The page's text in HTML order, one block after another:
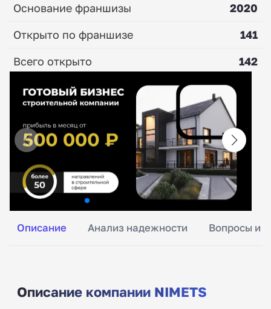
Описание Анализ надежности Вопросы и
Описание компании NIMETS
Основание франшизы
2020
Открыто по франшизе
141
Всего открыто
142